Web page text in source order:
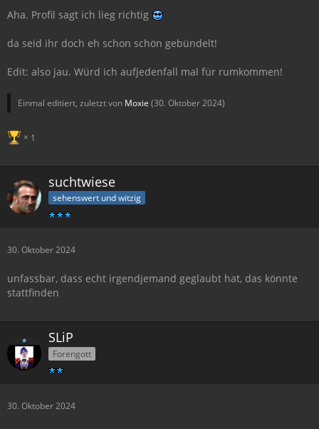
Aha. Profil sagt ich lieg richtig
da seid ihr doch eh schon schön gebündelt!
Edit: also jau. Würd ich aufjedenfall mal für rumkommen!
Einmal editiert, zuletzt von Moxie (30. Oktober 2024)
1
suchtwiese
sehenswert und witzig
30. Oktober 2024
unfassbar, dass echt irgendjemand geglaubt hat, das könnte
stattfinden
SLiP
Forengott
30. Oktober 2024